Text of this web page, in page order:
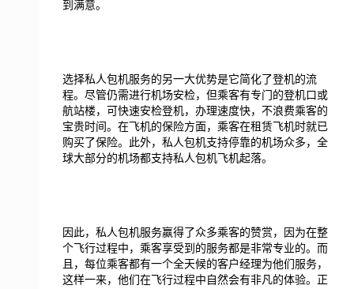
到满意。
选择私人包机服务的另一大优势是它简化了登机的流
程。尽管仍需进行机场安检，但乘客有专门的登机口或
航站楼，可快速安检登机，办理速度快，不浪费乘客的
宝贵时间。在飞机的保险方面，乘客在租赁飞机时就已
购买了保险。此外，私人包机支持停靠的机场众多，全
球大部分的机场都支持私人包机飞机起落。
因此，私人包机服务赢得了众多乘客的赞赏，因为在整
个飞行过程中，乘客享受到的服务都是非常专业的。而
且，每位乘客都有一个全天候的客户经理为他们服务，
这样一来，他们在飞行过程中自然会有非凡的体验。正